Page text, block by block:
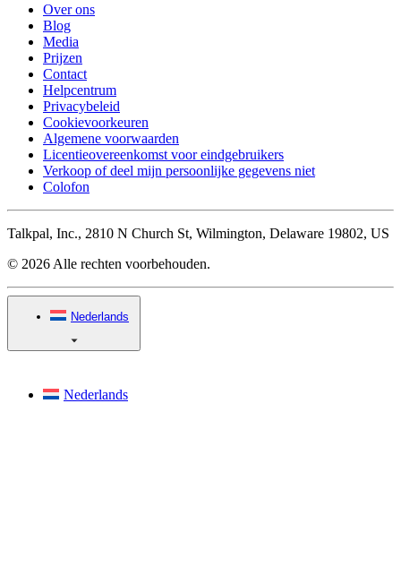
Over ons
Blog
Media
Prijzen
Contact
Helpcentrum
Privacybeleid
Cookievoorkeuren
Algemene voorwaarden
Licentieovereenkomst voor eindgebruikers
Verkoop of deel mijn persoonlijke gegevens niet
Colofon
Talkpal, Inc., 2810 N Church St, Wilmington, Delaware 19802, US
© 2026 Alle rechten voorbehouden.
Nederlands
Nederlands